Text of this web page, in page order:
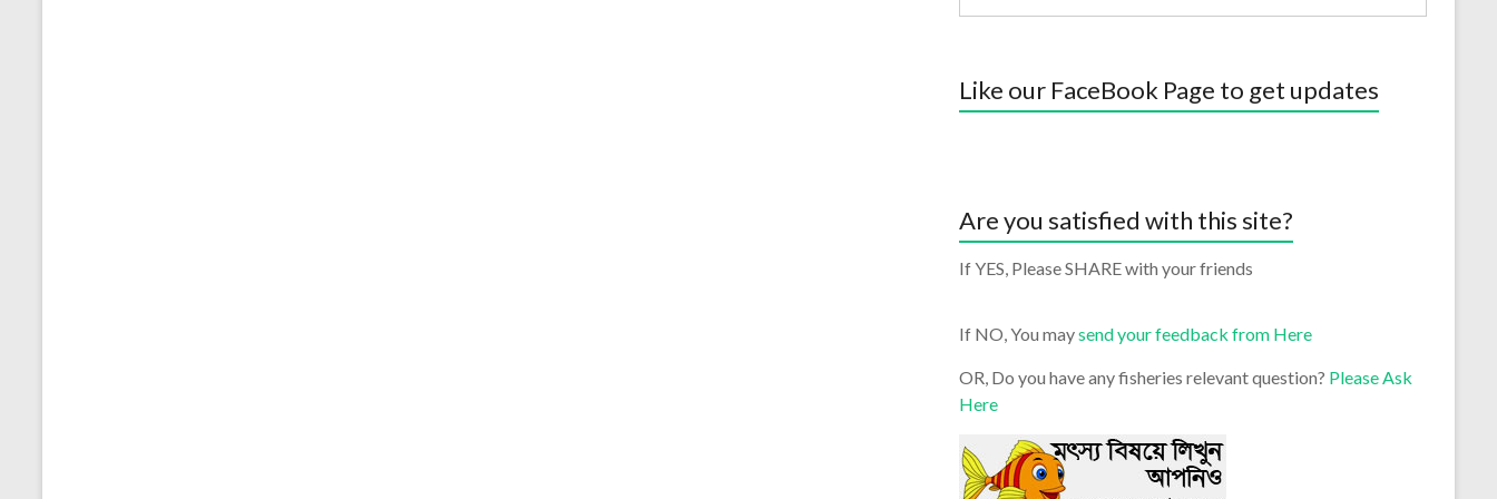
Like our FaceBook Page to get updates
Are you satisfied with this site?
If YES, Please SHARE with your friends
If NO, You maysend your feedback from Here
OR, Do you have any fisheries relevant question? Please Ask
Here